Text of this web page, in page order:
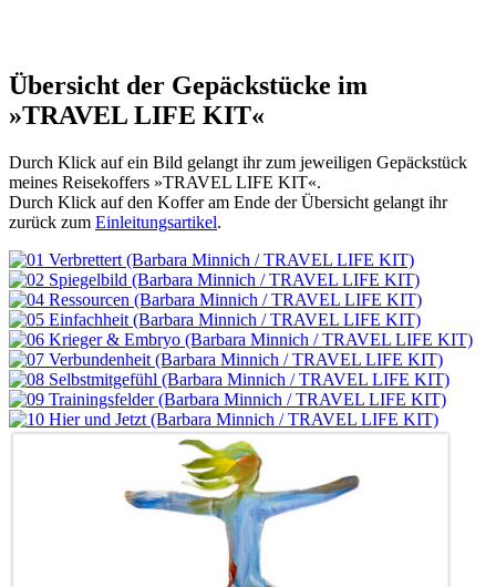
Übersicht der Gepäckstücke im
»TRAVEL LIFE KIT«
Durch Klick auf ein Bild gelangt ihr zum jeweiligen Gepäckstück
meines Reisekoffers »TRAVEL LIFE KIT«.
Durch Klick auf den Koffer am Ende der Übersicht gelangt ihr
zurück zum Einleitungsartikel.